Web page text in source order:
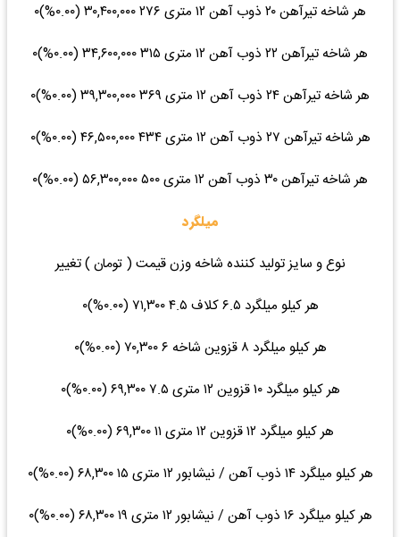
هر شاخه تیرآهن ۲۰ ذوب آهن ۱۲ متری ۲۷۶ ۳۰,۴۰۰,۰۰۰ (۰.۰۰%)۰
هر شاخه تیرآهن ۲۲ ذوب آهن ۱۲ متری ۳۱۵ ۳۴,۶۰۰,۰۰۰ (۰.۰۰%)۰
هر شاخه تیرآهن ۲۴ ذوب آهن ۱۲ متری ۳۶۹ ۳۹,۳۰۰,۰۰۰ (۰.۰۰%)۰
هر شاخه تیرآهن ۲۷ ذوب آهن ۱۲ متری ۴۳۴ ۴۶,۵۰۰,۰۰۰ (۰.۰۰%)۰
هر شاخه تیرآهن ۳۰ ذوب آهن ۱۲ متری ۵۰۰ ۵۶,۳۰۰,۰۰۰ (۰.۰۰%)۰
میلگرد
نوع و سایز تولید کننده شاخه وزن قیمت ( تومان ) تغییر
هر کیلو میلگرد ۶.۵ کلاف ۴.۵ ۷۱,۳۰۰ (۰.۰۰%)۰
هر کیلو میلگرد ۸ قزوین شاخه ۶ ۷۰,۳۰۰ (۰.۰۰%)۰
هر کیلو میلگرد ۱۰ قزوین ۱۲ متری ۷.۵ ۶۹,۳۰۰ (۰.۰۰%)۰
هر کیلو میلگرد ۱۲ قزوین ۱۲ متری ۱۱ ۶۹,۳۰۰ (۰.۰۰%)۰
هر کیلو میلگرد ۱۴ ذوب آهن / نیشابور ۱۲ متری ۱۵ ۶۸,۳۰۰ (۰.۰۰%)۰
هر کیلو میلگرد ۱۶ ذوب آهن / نیشابور ۱۲ متری ۱۹ ۶۸,۳۰۰ (۰.۰۰%)۰